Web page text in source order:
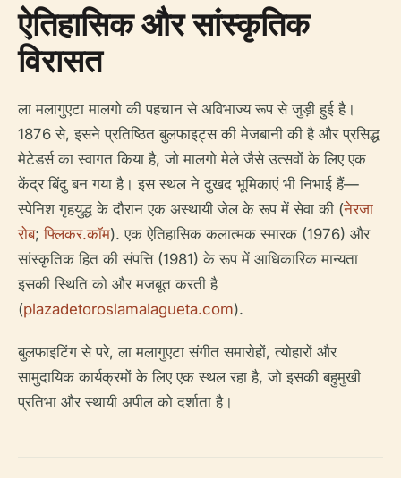
ऐतिहासिक और सांस्कृतिक
विरासत
ला मलागुएटा मालगो की पहचान से अविभाज्य रूप से जुड़ी हुई है।
1876 ​​से, इसने प्रतिष्ठित बुलफाइट्स की मेजबानी की है और प्रसिद्ध
मेटेडर्स का स्वागत किया है, जो मालगो मेले जैसे उत्सवों के लिए एक
केंद्र बिंदु बन गया है। इस स्थल ने दुखद भूमिकाएं भी निभाई हैं—
स्पेनिश गृहयुद्ध के दौरान एक अस्थायी जेल के रूप में सेवा की (नेरजा
रोब;फ्लिकर.कॉम). एक ऐतिहासिक कलात्मक स्मारक (1976) और
सांस्कृतिक हित की संपत्ति (1981) के रूप में आधिकारिक मान्यता
इसकी स्थिति को और मजबूत करती है
(plazadetoroslamalagueta.com).
बुलफाइटिंग से परे, ला मलागुएटा संगीत समारोहों, त्योहारों और
सामुदायिक कार्यक्रमों के लिए एक स्थल रहा है, जो इसकी बहुमुखी
प्रतिभा और स्थायी अपील को दर्शाता है।